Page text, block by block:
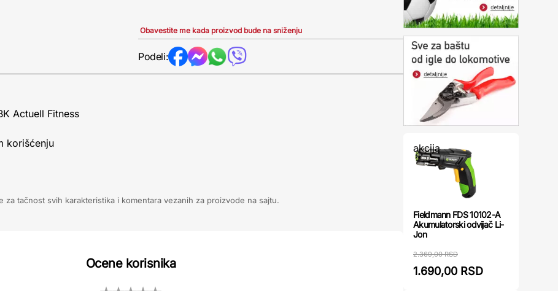
Obavestite me kada proizvod bude na sniženju
Podeli:
Actuell Fitness
korišćenju
za tačnost svih karakteristika i komentara vezanih za proizvode na sajtu.
Ocene korisnika
akcija
Fieldmann FDS 10102-A
Akumulatorski odvijač Li-
Jon
2.369,00 RSD
1.690,00 RSD